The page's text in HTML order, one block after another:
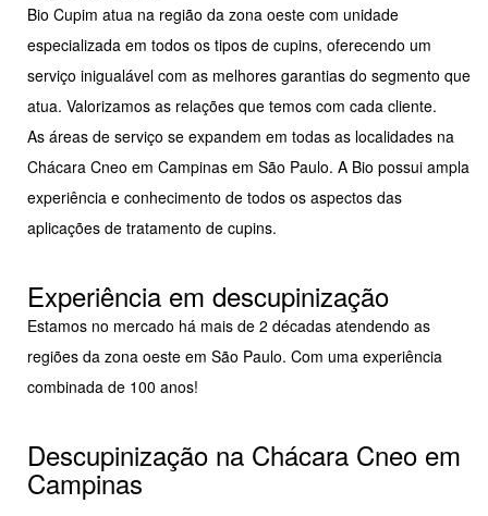
Bio Cupim atua na região da zona oeste com unidade
especializada em todos os tipos de cupins, oferecendo um
serviço inigualável com as melhores garantias do segmento que
atua. Valorizamos as relações que temos com cada cliente.
As áreas de serviço se expandem em todas as localidades na
Chácara Cneo em Campinas em São Paulo. A Bio possui ampla
experiência e conhecimento de todos os aspectos das
aplicações de tratamento de cupins.
Experiência em descupinização
Estamos no mercado há mais de 2 décadas atendendo as
regiões da zona oeste em São Paulo. Com uma experiência
combinada de 100 anos!
Descupinização na Chácara Cneo em
Campinas